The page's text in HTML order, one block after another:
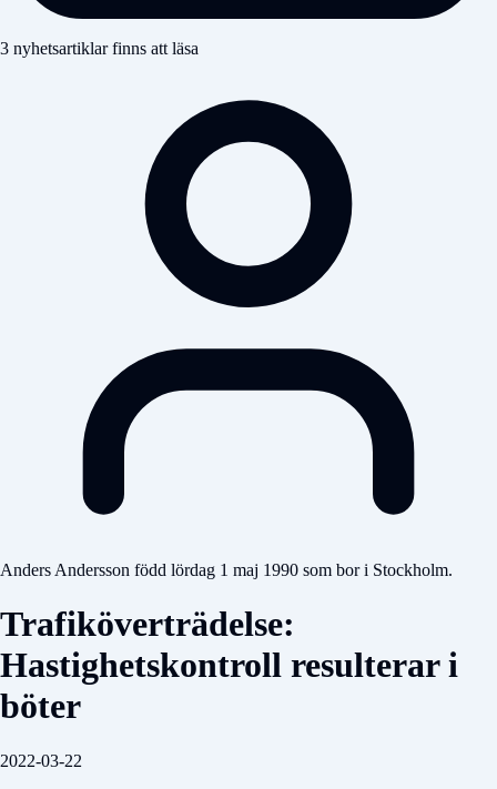
3 nyhetsartiklar finns att läsa
Anders Andersson född lördag 1 maj 1990 som bor i Stockholm.
Trafiköverträdelse:
Hastighetskontroll resulterar i
böter
2022-03-22